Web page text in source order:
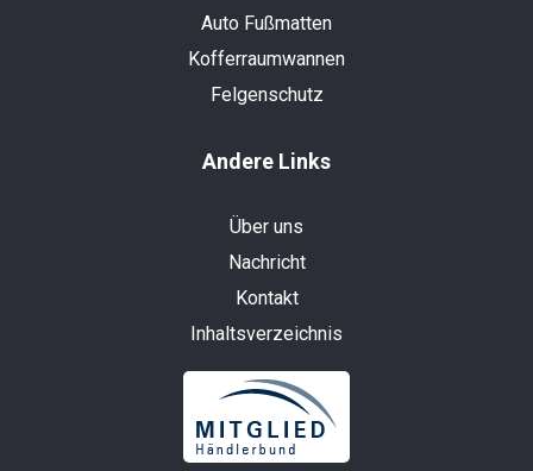
Auto Fußmatten
Kofferraumwannen
Felgenschutz
Andere Links
Über uns
Nachricht
Kontakt
Inhaltsverzeichnis